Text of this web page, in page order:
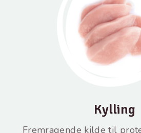
Kylling
Fremragende kilde til